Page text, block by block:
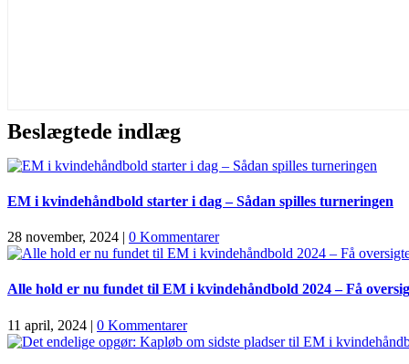
Beslægtede indlæg
EM i kvindehåndbold starter i dag – Sådan spilles turneringen
28 november, 2024 | 0 Kommentarer
Alle hold er nu fundet til EM i kvindehåndbold 2024 – Få
11 april, 2024 | 0 Kommentarer